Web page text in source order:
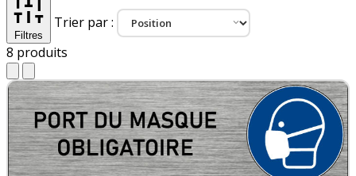
Filtres
Trier par :
8 produits